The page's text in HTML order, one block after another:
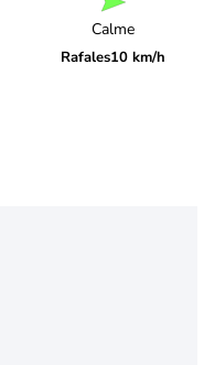
Calme
Rafales10 km/h